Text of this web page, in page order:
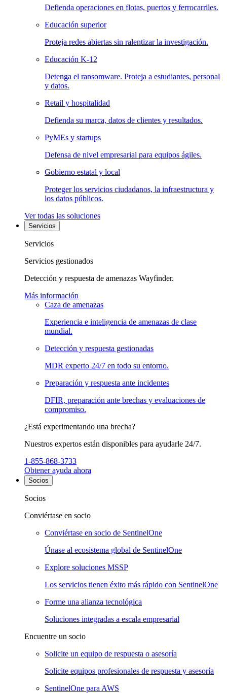
Defienda operaciones en flotas, puertos y ferrocarriles.
Educación superior
Proteja redes abiertas sin ralentizar la investigación.
Educación K-12
Detenga el ransomware. Proteja a estudiantes, personal
y datos.
Retail y hospitalidad
Defienda su marca, datos de clientes y resultados.
PyMEs y startups
Defensa de nivel empresarial para equipos ágiles.
Gobierno estatal y local
Proteger los servicios ciudadanos, la infraestructura y
los datos públicos.
Ver todas las soluciones
Servicios
Servicios
Servicios gestionados
Detección y respuesta de amenazas Wayfinder.
Más información
Caza de amenazas
Experiencia e inteligencia de amenazas de clase
mundial.
Detección y respuesta gestionadas
MDR experto 24/7 en todo su entorno.
Preparación y respuesta ante incidentes
DFIR, preparación ante brechas y evaluaciones de
compromiso.
¿Está experimentando una brecha?
Nuestros expertos están disponibles para ayudarle 24/7.
1-855-868-3733
Obtener ayuda ahora
Socios
Socios
Conviértase en socio
Conviértase en socio de SentinelOne
Únase al ecosistema global de SentinelOne
Explore soluciones MSSP
Los servicios tienen éxito más rápido con SentinelOne
Forme una alianza tecnológica
Soluciones integradas a escala empresarial
Encuentre un socio
Solicite un equipo de respuesta o asesoría
Solicite equipos profesionales de respuesta y asesoría
SentinelOne para AWS